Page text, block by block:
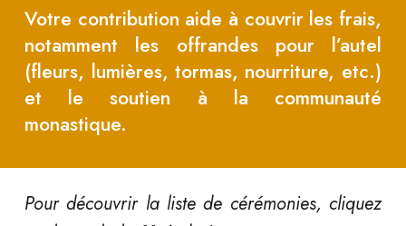
Votre contribution aide à couvrir les frais,
notamment les offrandes pour l’autel
(fleurs, lumières, tormas, nourriture, etc.)
et le soutien à la communauté
monastique.
Pour découvrir la liste de cérémonies, cliquez